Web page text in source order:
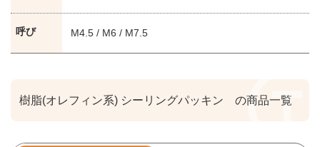
呼び M4.5 / M6 / M7.5
樹脂(オレフィン系) シーリングパッキン の商品一覧